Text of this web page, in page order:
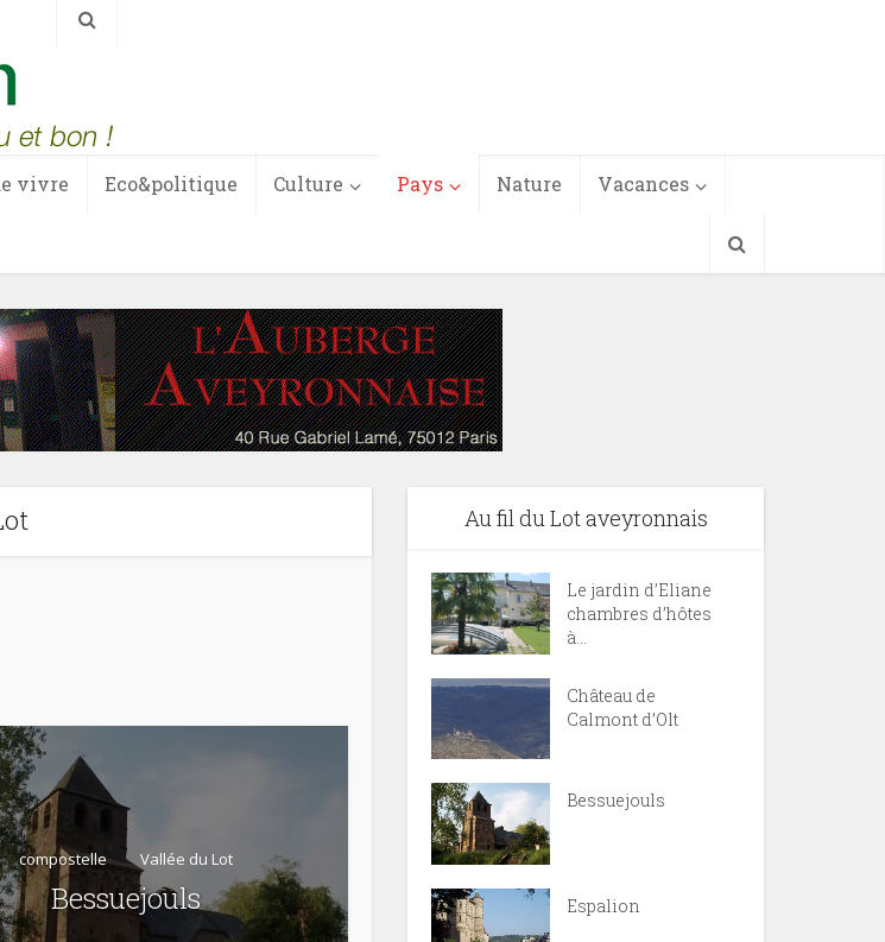
vivre Eco&politique Culture Pays Nature Vacances
compostelle Vallée du Lot
Bessuejouls
Au fil du Lot aveyronnais
Le jardin d’Eliane
chambres d’hôtes
à...
Château de
Calmont d’Olt
Bessuejouls
Espalion